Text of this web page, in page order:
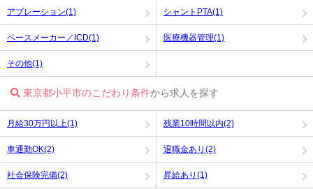
アブレーション(1) シャントPTA(1)
ペースメーカー／ICD(1) 医療機器管理(1)
その他(1)
東京都小平市のこだわり条件から求人を探す
月給30万円以上(1) 残業10時間以内(2)
車通勤OK(2) 退職金あり(2)
社会保険完備(2) 昇給あり(1)